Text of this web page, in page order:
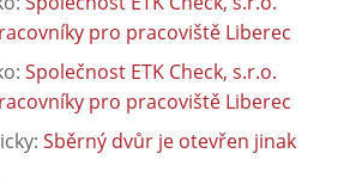
pro pracoviště Liberec
: Společnost ETK Check, s.r.o.
pro pracoviště Liberec
: Sběrný dvůr je otevřen jinak